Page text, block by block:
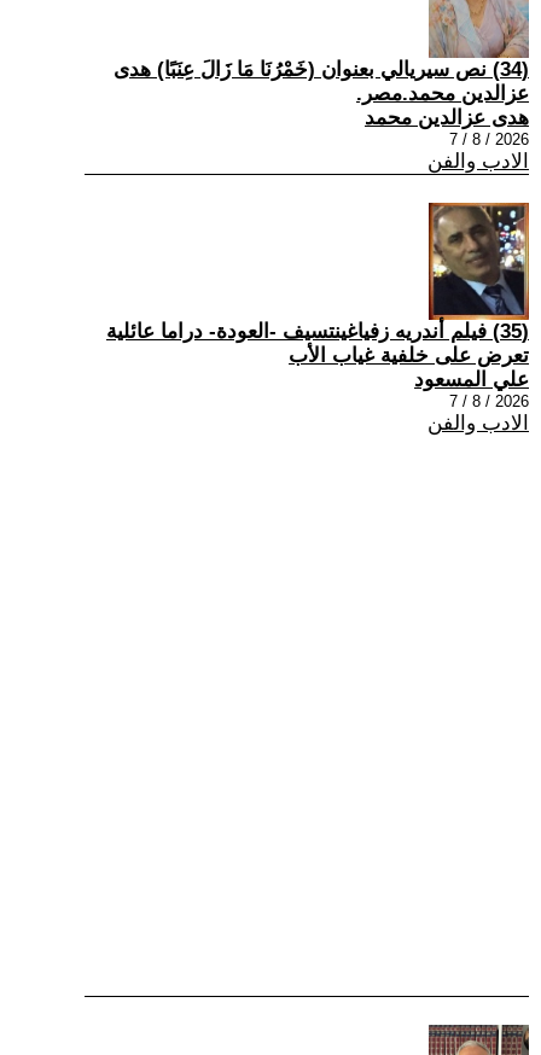
(34) نص سيريالي بعنوان (خَمْرُنَا مَا زَالَ عِنَبًا) هدى
عزالدين محمد.مصر.
هدى عزالدين محمد
2026 / 8 / 7
الادب والفن
(35) فيلم أندريه زفياغينتسيف -العودة- دراما عائلية
تعرض على خلفية غياب الأب
علي المسعود
2026 / 8 / 7
الادب والفن